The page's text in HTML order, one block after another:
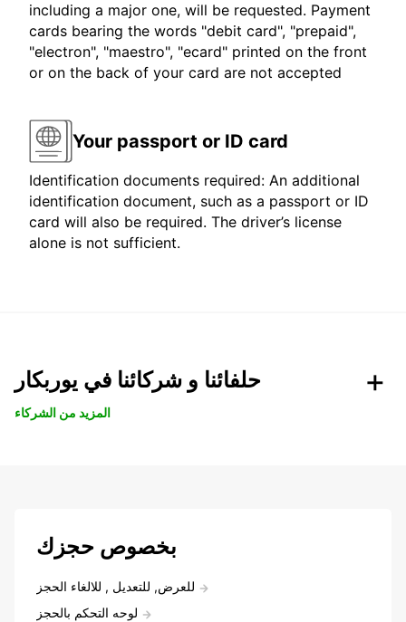
including a major one, will be requested. Payment
cards bearing the words "debit card", "prepaid",
"electron", "maestro", "ecard" printed on the front
or on the back of your card are not accepted
Your passport or ID card
Identification documents required: An additional
identification document, such as a passport or ID
card will also be required. The driver’s license
alone is not sufficient.
حلفائنا و شركائنا في يوربكار
المزيد من الشركاء
بخصوص حجزك
للعرض, للتعديل , للالغاء الحجز
لوحه التحكم بالحجز